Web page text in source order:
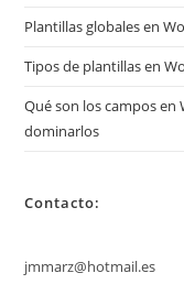
Plantillas globales en
Tipos de plantillas en
Qué son los campos
dominarlos
Contacto:
jmmarz@hotmail.es